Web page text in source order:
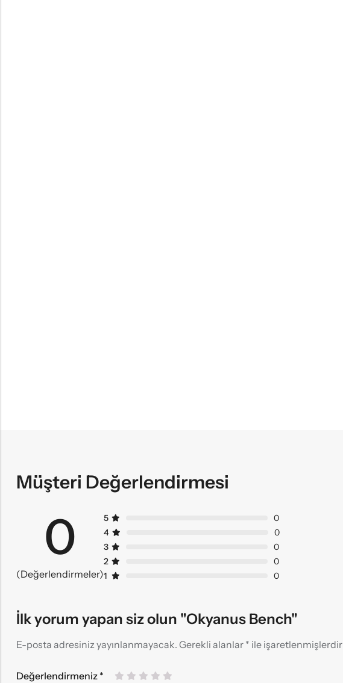
Müşteri Değerlendirmesi
0
(Değerlendirmeler)
5
0
4
0
3
0
2
0
1
0
İlk yorum yapan siz olun "Okyanus Bench"
E-posta adresiniz yayınlanmayacak. Gerekli alanlar * ile işaretlenmişlerdir
Değerlendirmeniz *